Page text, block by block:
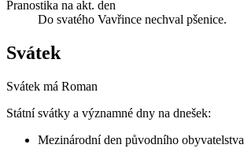
Pranostika na akt. den
Do svatého Vavřince nechval pšenice.
Svátek
Svátek má Roman
Státní svátky a významné dny na dnešek:
Mezinárodní den původního obyvatelstva